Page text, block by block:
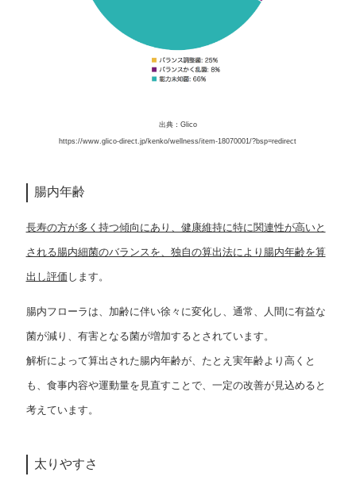
出典：Glico
https://www.glico-direct.jp/kenko/wellness/item-18070001/?bsp=redirect
腸内年齢
長寿の方が多く持つ傾向にあり、健康維持に特に関連性が高いと
される腸内細菌のバランスを、独自の算出法により腸内年齢を算
出し評価 します。
腸内フローラは、加齢に伴い徐々に変化し、通常、人間に有益な
菌が減り、有害となる菌が増加するとされています。
解析によって算出された腸内年齢が、たとえ実年齢より高くと
も、食事内容や運動量を見直すことで、一定の改善が見込めると
考えています。
太りやすさ